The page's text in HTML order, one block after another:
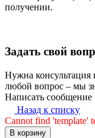
получении.
Задать свой
Нужна консультация
любой вопрос – мы
Написать сообщение
Назад к списку
Cannot find 'template'
В корзину